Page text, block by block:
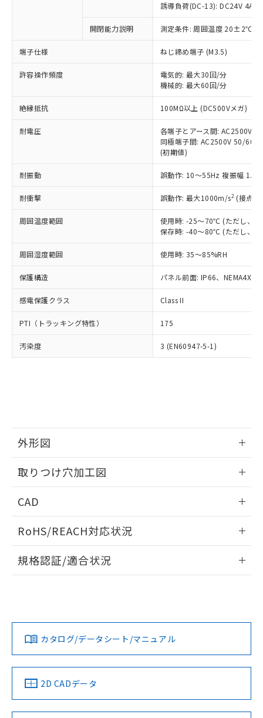
誘導負荷(DC-13): DC24V 4A/
開閉能力説明 測定条件: 周囲温度 20±2℃、
端子仕様 ねじ締め端子 (M3.5)
許容操作頻度
電気的: 最大30回/分
機械的: 最大60回/分
絶縁抵抗 100MΩ以上 (DC500Vメガ)
耐電圧
各端子とアース間: AC2500V
同極端子間: AC2500V 50/
(初期値)
耐振動 誤動作: 10～55Hz 複振幅
耐衝撃 誤動作: 最大1000m/s2 (接点
周囲温度範囲
使用時: -25～70℃ (ただし、氷
保存時: -40～80℃ (ただし、氷
周囲湿度範囲 使用時: 35～85%RH
保護構造 パネル前面: IP66、NEMA4X,
感電保護クラス Class II
PTI（トラッキング特性） 175
汚染度 3 (EN60947-5-1)
外形図
取りつけ穴加工図
CAD
ドすることができます。
ログイン/会員登録
ダウンロードデータをご利用いただく前に、以下を必ずお読
みください。
ソフトウェアの使用条件
RoHS/REACH対応状況
EU RoHS 注意事項・凡例
対応済み
中国 RoHS 注意事項・凡例
規格認証/適合状況
LR型式承認
（イギリス
船舶規格）
DNV型式承認
（ノルウェー
BV型式承認
（フランス
KR型式
（韓国
No No No No
カタログ/データシート/マニュアル
2D CADデータ
以下の条件をお読みいただき、同意のうえ
本サービスは、当社制御機器事業取扱
商品の当社在庫状況および標準価格
(税抜)を提供させていただくもので
当社制御機器事業取扱商品の中には、
本サービスの対象外となる商品もある
ことをご了承ください。
在庫状況および標準価格照会結果は、
記載している更新日時点での社内デー
タに基づき作成されるものであり、閲
覧された時点での実際の在庫および標
準価格とは異なる場合があることをご
正式な納期状況および標準価格はお客
様のお取引先、またはお客様担当のオ
ムロン制御機器販売店・当社販売員に
オムロン制御機器販売店や当社販売拠
販売ネットワーク
」をご確認
ください。
在庫状況および標準価格結果を当社の
事前の承諾なく第三者に漏洩または開
示しないようお願いします。
マイパーツ機能（部品リスト作成サー
ビス）をご利用いただくには、I-Web
品・サービスに関するお客様との取
をご了承ください。
※当社の共同利用者とは、
対応予定なし：EU RoHS指令（10物質）の
非含有に非対応の商品で、対応品を出す予
調査・確認中：EU RoHS指令（10物質）の
非含有の対応状況を調査中または確認中の
商品です。
害物質有無と関係のない商品です。
仕入先様の事情により、非含有部品として
いたものが、含有品と判明した場合などや
むを得ず変更することがあります。
鉛(Pb) 1000ppm以下、 水銀(Hg) 1000ppm以下、 カド
六価クロム(Cr(Ⅵ)) 1000ppm以下、ポリ臭化ビフェニル
類(PBB) 1000ppm以下、ポリ臭化ジフェニルエーテル類
(PBDE) 1000ppm以下、フタル酸ビス(2-エチルヘキシ
ル) (DEHP)(別名：DOP) 1000ppm以下、フタル酸ブチ
ルベンジル（BBP） 1000ppm以下、フタル酸ジブチル
（DBP） 1000ppm以下、フタル酸ジイソブチル
但し、RoHS指令で産業用監視および制御機器に対する
フタル酸エステル類の４物質については閾値を超える意
図的な使用がないことを確認しています。
※2 対応予定月
部品在庫の切り替え状況などにより、予定
月が前後することがあります。
下記の非含有証明書をダウンロードするこ
とができます。
EU RoHS指令（10物質）の非含有証明書
51物質の非含有証明書（当社基準）
※本証明書は発行日時点で非含有を証明す
ものではありません。
また、RoHS指令のフタル酸エステル類４
物質の対応では、対応完了までの期間は出
欄に対応日を記載しておりました。
既に当社にて対応品への在庫切替を完了
「○」：最大均質材料含有率が中国RoHSの
基準値以下であることを示します。
「×」：最大均質材料含有率が中国RoHSの
基準値を超えていることを示します。
「－」：未確認です。当社販売部門へお問
*中国RoHS10物質の基準値 (GB/T26572)：
Pb(鉛) :1000ppm、 Hg(水銀) : 1000ppm、 Cd(カドミウ
Cr(Ⅵ)(六価クロム) : 1000ppm、 PBBs(ポリ臭化ビフェ
ニル類) : 1000ppm、 PBDEs(ポリ臭化ジフェニルエーテ
ル類) : 1000ppm、
DBP(フタル酸ジブチル) : 1000ppm、 DIBP(フタル酸ジ
DEHP(フタル酸ビス(2-エチルヘキシル)) : 1000ppm
「ｅ」：有害物質（10物質）のすべてが基
準値以下であることを示します。
「10」：通常の使用状況下において有害物
質が外部に漏えいし、環境に深刻な影響を
当社は、これら貴社製品のうち、外国
為替および外国貿易法に定める商品
（以下｢規制貨物等」という）を輸出
または国外への提供する場合は、日本
国政府の輸出許可(または役務取引許
可)を取得するなどの必要な手続きを
当社は規制貨物を破棄する場合は、完
全に破砕するなど、違法に輸出されな
いよう必要な手段を講じます。
当社は貴社製品を、核兵器、ミサイ
ル、化学兵器、生物兵器またはその他
武器並びにこれらの製造装置等に一切
当社は、貴社製品を第三者に販売する
場合は、上記1、2および3の内容を当
該第三者に通知します。また当社は、
販売先および販売に係わる関係者が違
法に輸出するおそれがある場合は、取
一定数以上の在庫あり
一定数には満たないが在庫あり
在庫なし(最新の在庫状況につ
いては、お客様のお取引先、ま
たはお客様担当のオムロン制御
機器販売店・当社販売員にご確
認ください)
白
受注生産機種、また在庫状況の
情報を公開していない機種